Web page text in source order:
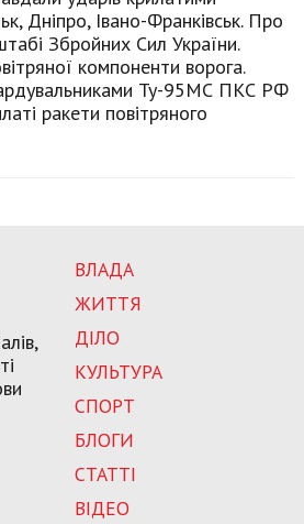
Дніпро, Івано-Франківськ. Про
Збройних Сил України.
компоненти ворога.
Ту-95МС ПКС РФ
ракети повітряного
ВЛАДА
ЖИТТЯ
ДІЛО
КУЛЬТУРА
СПОРТ
БЛОГИ
СТАТТІ
ВІДЕО